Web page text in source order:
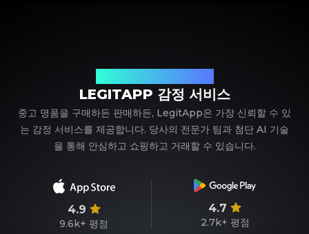
LEGITAPP 감정 서비스
중고 명품을 구매하든 판매하든, LegitApp은 가장 신뢰할 수 있
는 감정 서비스를 제공합니다. 당사의 전문가 팀과 첨단 AI 기술
을 통해 안심하고 쇼핑하고 거래할 수 있습니다.
4.9
9.6k+ 평점
4.7
2.7k+ 평점